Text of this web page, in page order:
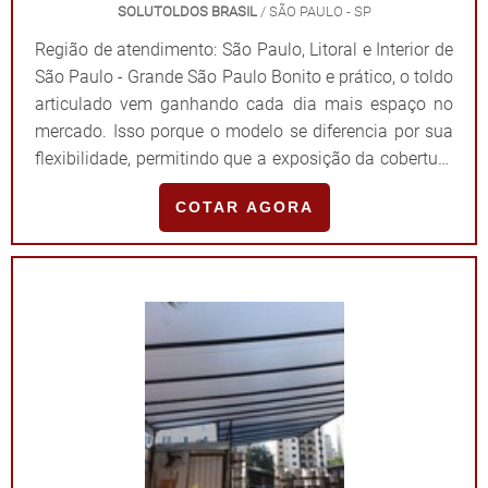
SOLUTOLDOS BRASIL/ SÃO PAULO - SP
Região de atendimento: São Paulo, Litoral e Interior de
São Paulo - Grande São Paulo Bonito e prático, o toldo
articulado vem ganhando cada dia mais espaço no
mercado. Isso porque o modelo se diferencia por sua
flexibilidade, permitindo que a exposição da cobertura
seja feita de acordo com a necessidade e,
consequentemente, assegurando que o ambiente seja
utilizado em sua plenitude. DIFERENCIAIS DE UM
automático, os toldos do tipo articulados apresentam
manuseio prático, o que se torna um grande
diferencial para residências, restaurantes, bares,
prédios, dentre outros ambientes. Para isso, é
fundamental que eles sejam desenvolvidos a partir
de/com: Um projeto personalizado; Diferentes
COTAR AGORA